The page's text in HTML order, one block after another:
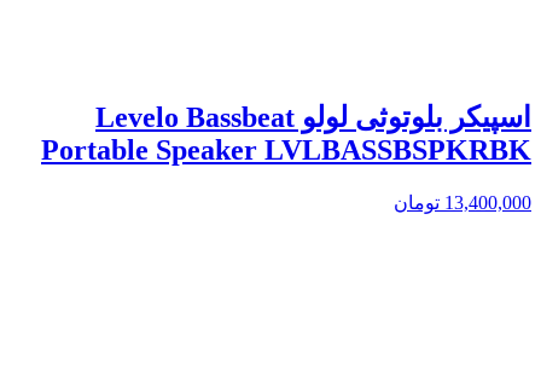
اسپیکر بلوتوثی لولو Levelo Bassbeat
Portable Speaker LVLBASSBSPKRBK
13,400,000 تومان